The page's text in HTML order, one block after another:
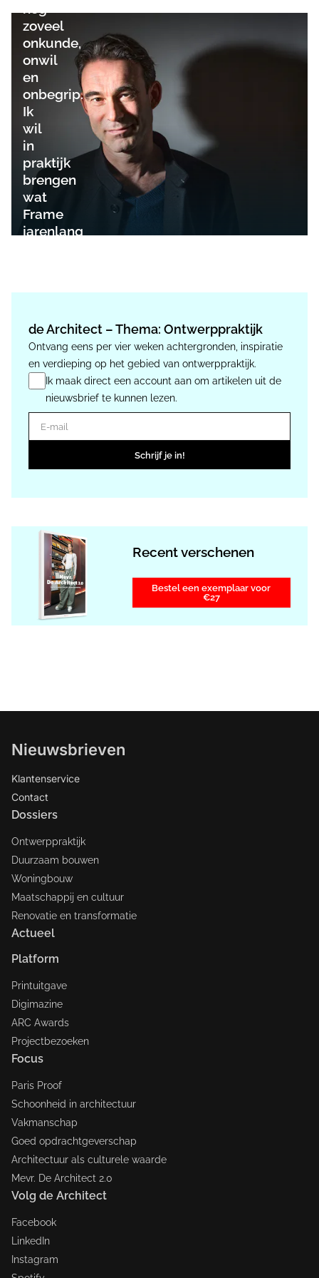
zoveel
onkunde,
onwil
en
onbegrip.
Ik
wil
in
praktijk
brengen
wat
Frame
jarenlang
de Architect – Thema: Ontwerppraktijk
Ontvang eens per vier weken achtergronden, inspiratie
en verdieping op het gebied van ontwerppraktijk.
Ik maak direct een account aan om artikelen uit de
nieuwsbrief te kunnen lezen.
E-mail
Schrijf je in!
Recent verschenen
Bestel een exemplaar voor
€27
Nieuwsbrieven
Klantenservice
Contact
Dossiers
Ontwerppraktijk
Duurzaam bouwen
Woningbouw
Maatschappij en cultuur
Renovatie en transformatie
Actueel
Platform
Printuitgave
Digimazine
ARC Awards
Projectbezoeken
Focus
Paris Proof
Schoonheid in architectuur
Vakmanschap
Goed opdrachtgeverschap
Architectuur als culturele waarde
Mevr. De Architect 2.0
Volg de Architect
Facebook
LinkedIn
Instagram